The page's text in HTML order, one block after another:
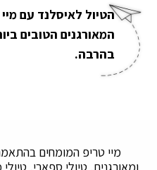
הטיול לאיסלנד עם
המאורגנים הטובים
בהרבה.
מיי טריפ המומחים